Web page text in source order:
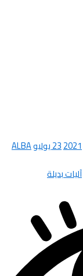
202123 يوليو
ALBA
آليات بديلة